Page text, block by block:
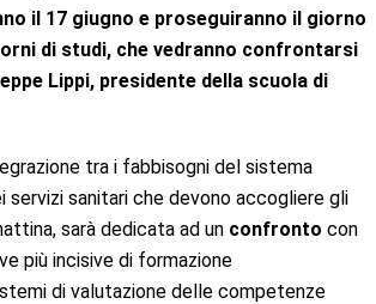
il 17 giugno e proseguiranno il giorno
di studi, che vedranno confrontarsi
Lippi, presidente della scuola di
tra i fabbisogni del sistema
sanitari che devono accogliere gli
sarà dedicata ad un confronto con
più incisive di formazione
di valutazione delle competenze